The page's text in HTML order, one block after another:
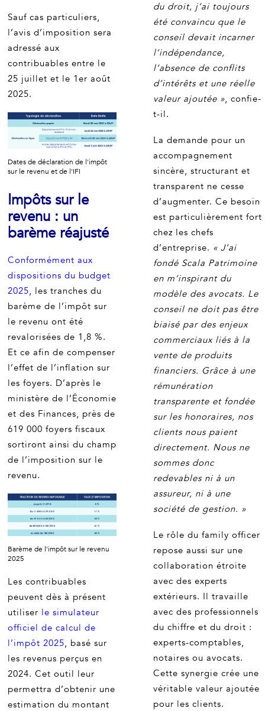
du droit, j’ai toujours
été convaincu que le
conseil devait incarner
l’indépendance,
l’absence de conflits
d’intérêts et une réelle
valeur ajoutée », confie-
t-il.
La demande pour un
accompagnement
sincère, structurant et
transparent ne cesse
d’augmenter. Ce besoin
est particulièrement fort
chez les chefs
d’entreprise. « J’ai
fondé Scala Patrimoine
en m’inspirant du
modèle des avocats. Le
conseil ne doit pas être
biaisé par des enjeux
commerciaux liés à la
vente de produits
financiers. Grâce à une
rémunération
transparente et fondée
sur les honoraires, nos
clients nous paient
directement. Nous ne
sommes donc
redevables ni à un
assureur, ni à une
société de gestion. »
Le rôle du family officer
repose aussi sur une
collaboration étroite
avec des experts
extérieurs. Il travaille
avec des professionnels
du chiffre et du droit :
experts-comptables,
notaires ou avocats.
Cette synergie crée une
véritable valeur ajoutée
pour les clients.
Sauf cas particuliers,
l’avis d’imposition sera
adressé aux
contribuables entre le
25 juillet et le 1er août
2025.
Dates de déclaration de l'impôt
sur le revenu et de l'IFI
Impôts sur le
revenu : un
barème réajusté
Conformément aux
dispositions du budget
2025, les tranches du
barème de l’impôt sur
le revenu ont été
revalorisées de 1,8 %.
Et ce afin de compenser
l’effet de l’inflation sur
les foyers. D’après le
ministère de l’Économie
et des Finances, près de
619 000 foyers fiscaux
sortiront ainsi du champ
de l’imposition sur le
revenu.
Barème de l'impôt sur le revenu
2025
Les contribuables
peuvent dès à présent
utiliser le simulateur
officiel de calcul de
l’impôt 2025, basé sur
les revenus perçus en
2024. Cet outil leur
permettra d’obtenir une
estimation du montant